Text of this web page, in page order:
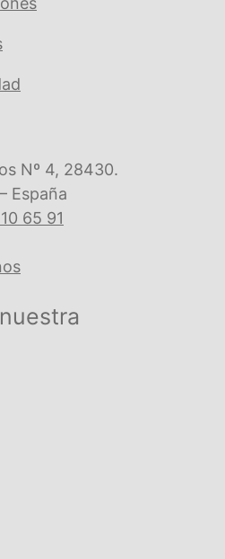
Nº 4, 28430.
España
65 91